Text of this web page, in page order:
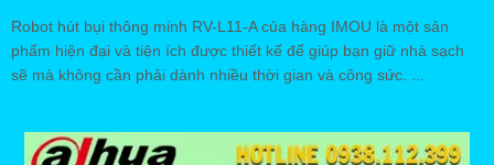
Robot hút bụi thông minh RV-L11-A của hàng IMOU là một sản
phẩm hiện đại và tiện ích được thiết kế để giúp bạn giữ nhà sạch
sẽ mà không cần phải dành nhiều thời gian và công sức. ...